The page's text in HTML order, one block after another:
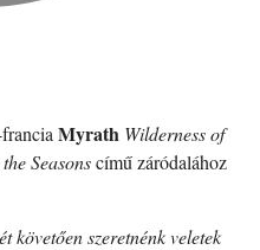
Myrath Wilderness of
Seasonscímű záródalához
követően szeretnénk veletek